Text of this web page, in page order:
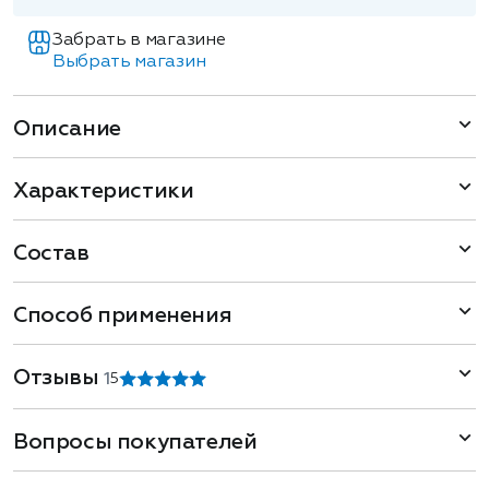
Забрать в магазине
Выбрать магазин
Описание
Характеристики
Состав
Способ применения
Отзывы1 5
Вопросы покупателей